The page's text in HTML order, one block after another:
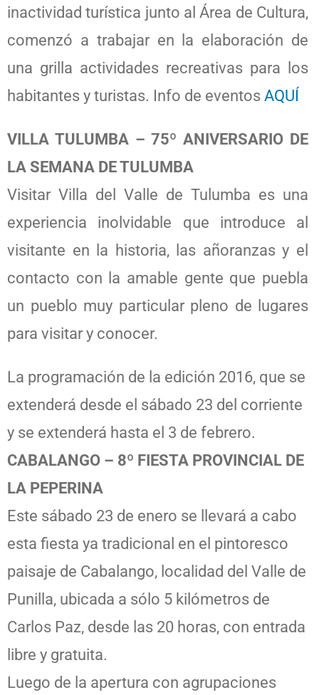
inactividad turística junto al Área de Cultura,
comenzó a trabajar en la elaboración de
una grilla actividades recreativas para los
habitantes y turistas. Info de eventos AQUÍ
VILLA TULUMBA – 75º ANIVERSARIO DE
LA SEMANA DE TULUMBA
Visitar Villa del Valle de Tulumba es una
experiencia inolvidable que introduce al
visitante en la historia, las añoranzas y el
contacto con la amable gente que puebla
un pueblo muy particular pleno de lugares
para visitar y conocer.
La programación de la edición 2016, que se
extenderá desde el sábado 23 del corriente
y se extenderá hasta el 3 de febrero.
CABALANGO – 8º FIESTA PROVINCIAL DE
LA PEPERINA
Este sábado 23 de enero se llevará a cabo
esta fiesta ya tradicional en el pintoresco
paisaje de Cabalango, localidad del Valle de
Punilla, ubicada a sólo 5 kilómetros de
Carlos Paz, desde las 20 horas, con entrada
libre y gratuita.
Luego de la apertura con agrupaciones